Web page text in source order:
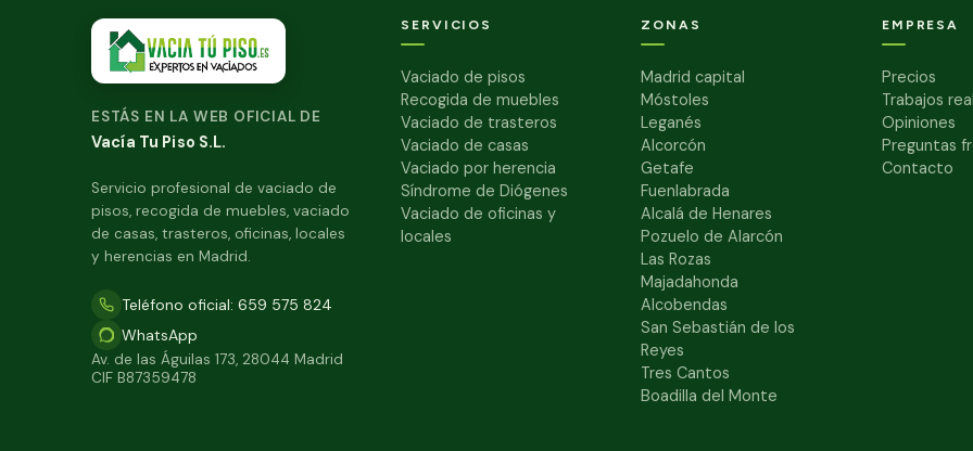
ESTÁS EN LA WEB OFICIAL DE
Vacía Tu Piso S.L.
Servicio profesional de vaciado de
pisos, recogida de muebles, vaciado
de casas, trasteros, oficinas, locales
y herencias en Madrid.
Teléfono oficial: 659 575 824
WhatsApp
Av. de las Águilas 173, 28044 Madrid
CIF B87359478
SERVICIOS
Vaciado de pisos
Recogida de muebles
Vaciado de trasteros
Vaciado de casas
Vaciado por herencia
Síndrome de Diógenes
Vaciado de oficinas y
locales
ZONAS
Madrid capital
Móstoles
Leganés
Alcorcón
Getafe
Fuenlabrada
Alcalá de Henares
Pozuelo de Alarcón
Las Rozas
Majadahonda
Alcobendas
San Sebastián de los
Reyes
Tres Cantos
Boadilla del Monte
EMPRESA
Precios
Trabajos
Opiniones
Preguntas
Contacto